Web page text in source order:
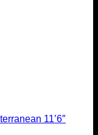
11’6″